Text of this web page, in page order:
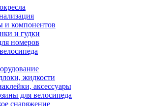
и компонентов
и гудки
номеров
жидкости
аксессуары
для велосипеда
снаряжение